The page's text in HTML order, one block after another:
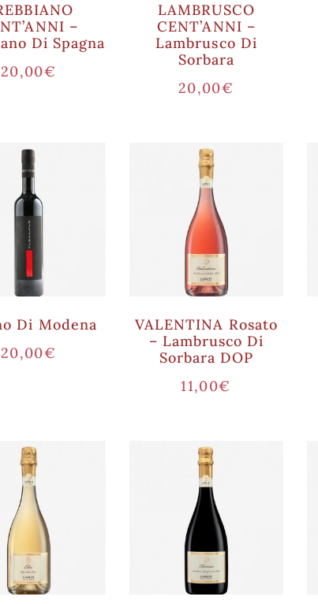
–
Di Spagna
20,00€
LAMBRUSCO
CENT’ANNI –
Lambrusco Di
Sorbara
20,00€
Di Modena
20,00€
VALENTINA Rosato
– Lambrusco Di
Sorbara DOP
11,00€